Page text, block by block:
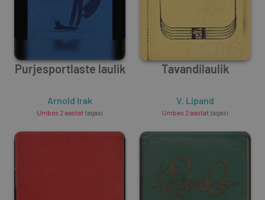
Purjesportlaste laulik
Arnold Irak
Umbes 2 aastattagasi
Tavandilaulik
V. Lipand
Umbes 2 aastattagasi